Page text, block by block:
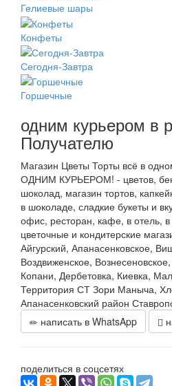
Гелиевые шары
Конфеты
Сегодня-Завтра
Горшечные
одним курьером в
Получателю
Магазин Цветы Торты всё в
ОДНИМ КУРЬЕРОМ! - цветов,
шоколад, магазин тортов,
в шоколаде, сладкие букеты и
офис, ресторан, кафе, в отель,
цветочные и кондитерские
Айгурский, Апанасенковское,
Воздвиженское,
Копани, Дербетовка, Киевка,
Территория СТ Зори Маныча,
Апанасенковский район
написать в WhatsApp
поделиться в соцсетях